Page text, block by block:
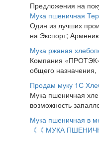
Предложения на
Мука пшеничная
Один из лучших
на Экспорт;
Мука ржаная
Компания «ПРОТЭК»
общего
Продам муку 1С
Мука пшеничная
возможность
Мука пшеничная в
《《 МУКА